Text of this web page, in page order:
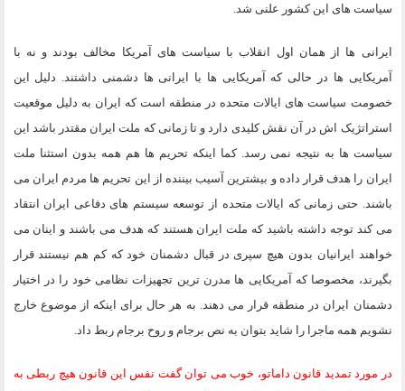
سیاست های این کشور علنی شد.
ایرانی ها از همان اول انقلاب با سیاست های آمریکا مخالف بودند و نه با
آمریکایی ها در حالی که آمریکایی ها با ایرانی ها دشمنی داشتند. دلیل این
خصومت سیاست های ایالات متحده در منطقه است که ایران به دلیل موقعیت
استراتژیک اش در آن نقش کلیدی دارد و تا زمانی که ملت ایران مقتدر باشد این
سیاست ها به نتیجه نمی رسد. کما اینکه تحریم ها هم همه بدون استثنا ملت
ایران را هدف قرار داده و بیشترین آسیب بیننده از این تحریم ها مردم ایران می
باشند. حتی زمانی که ایالات متحده از توسعه سیستم های دفاعی ایران انتقاد
می کند توجه داشته باشید که ملت ایران هستند که هدف می باشند و اینان می
خواهند ایرانیان بدون هیچ سپری در قبال دشمنان خود که کم هم نیستند قرار
بگیرند، مخصوصا که آمریکایی ها مدرن ترین تجهیزات نظامی خود را در اختیار
دشمنان ایران در منطقه قرار می دهند. به هر حال برای اینکه از موضوع خارج
نشویم همه ماجرا را شاید بتوان به نص برجام و روح برجام ربط داد.
در مورد تمدید قانون داماتو، خوب می توان گفت نفس این قانون هیچ ربطی به